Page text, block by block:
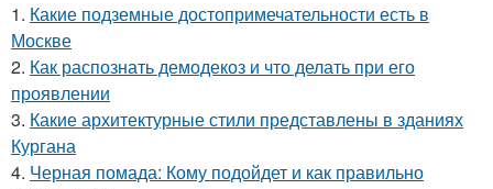
1. Какие подземные достопримечательности есть в
Москве
2. Как распознать демодекоз и что делать при его
проявлении
3. Какие архитектурные стили представлены в зданиях
Кургана
4. Черная помада: Кому подойдет и как правильно